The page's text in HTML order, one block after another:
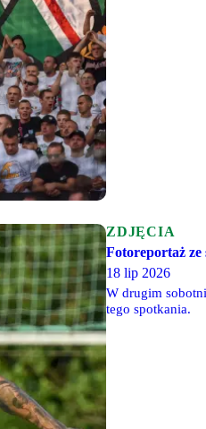
ZDJĘCIA
Fotoreportaż
18 lip 2026
W drugim
tego spotkania.